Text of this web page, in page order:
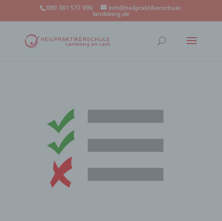
089 381 577 990 info@heilpraktikerschule-
landsberg.de